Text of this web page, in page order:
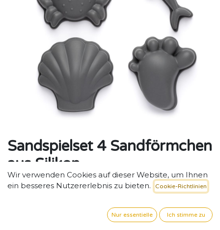
Sandspielset 4 Sandförmchen
aus Silikon
Strapazierfähige Sandförmchen aus Silikon für
exkl. MwSt. zzgl. Versand
Wir verwenden Cookies auf dieser Website, um Ihnen
ein besseres Nutzererlebnis zu bieten.
Cookie-Richtlinien
Nur essentielle Ich stimme zu